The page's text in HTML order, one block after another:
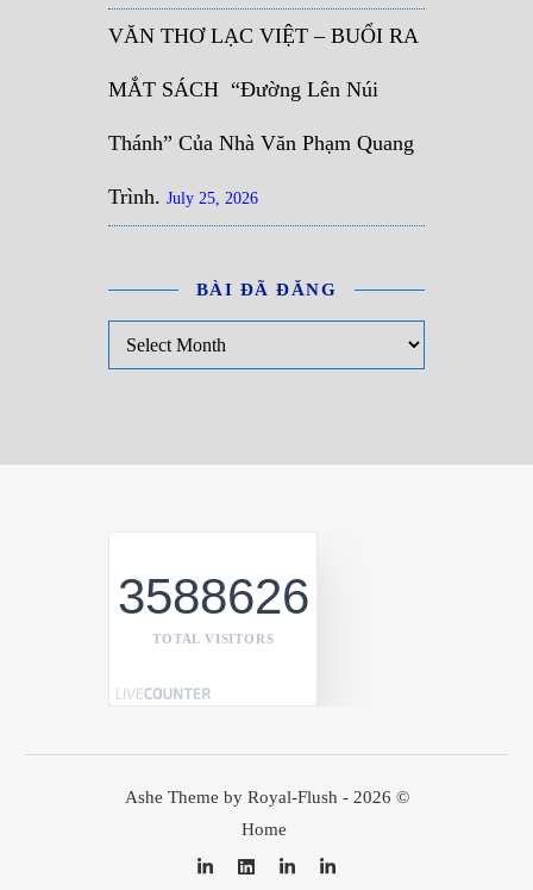
VĂN THƠ LẠC VIỆT – BUỔI RA
MẮT SÁCH “Đường Lên Núi
Thánh” Của Nhà Văn Phạm Quang
Trình. July 25, 2026
BÀI ĐÃ ĐĂNG
3588626
TOTAL VISITORS
Ashe Theme by Royal-Flush - 2026 ©
Home